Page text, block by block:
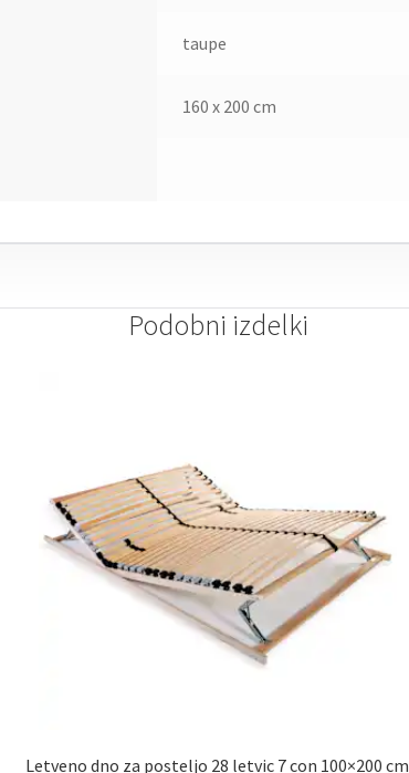
taupe
160 x 200 cm
Podobni izdelki
Letveno dno za posteljo 28 letvic 7 con 100×200 cm